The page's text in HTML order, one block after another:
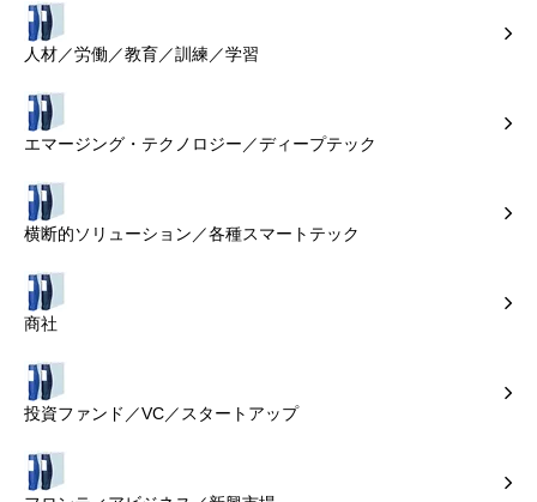
人材／労働／教育／訓練／学習
エマージング・テクノロジー／ディープテック
横断的ソリューション／各種スマートテック
商社
投資ファンド／VC／スタートアップ